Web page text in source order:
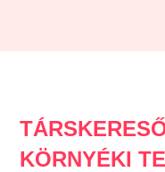
KÖRNYÉKI